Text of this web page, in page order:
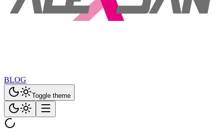
BLOG
Toggle theme